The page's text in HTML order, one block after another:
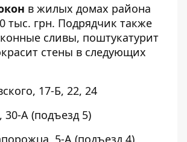
в жилых домах района
тыс. грн. Подрядчик также
сливы, поштукатурит
стены в следующих
17-Б, 22, 24
30-А (подъезд 5)